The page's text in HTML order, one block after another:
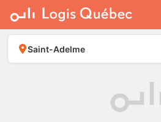
À LOUER
À VENDRE
PLACER UNE ANNONCE
Saint-Adelme